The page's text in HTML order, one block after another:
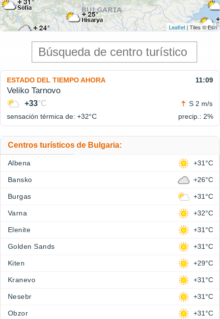
Leaflet | Tiles © Esri
ESTADO DEL TIEMPO AHORA 11:09
Veliko Tarnovo
+33°C
S 2 m/s
sensación térmica de: +32°C precip.: 2%
Centros turísticos de Bulgaria:
Albena +31°C
Bansko +26°C
Burgas +31°C
Varna +32°C
Elenite +31°C
Golden Sands +31°C
Kiten +29°C
Kranevo +31°C
Nesebr +31°C
Obzor +31°C